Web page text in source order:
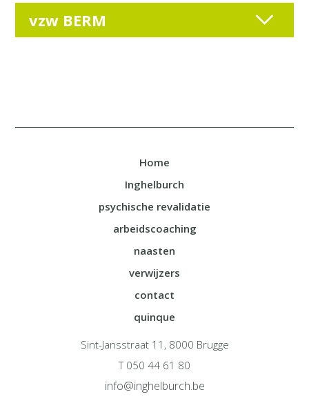
vzw BERM
Home
Inghelburch
psychische revalidatie
arbeidscoaching
naasten
verwijzers
contact
quinque
Sint-Jansstraat 11, 8000 Brugge
T 050 44 61 80
info@inghelburch.be